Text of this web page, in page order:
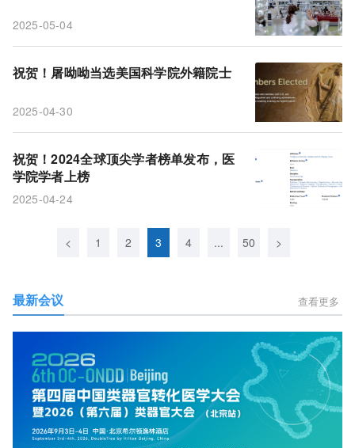
2025-05-04
祝贺！屠呦呦当选美国科学院外籍院士
2025-04-30
祝贺！2024全球顶尖学者榜单发布，医
学院学者上榜
2025-04-24
< 1 2 3 4 ... 50 >
最新会议 查看更多